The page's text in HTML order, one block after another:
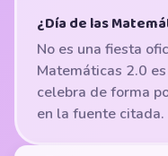
¿Día de las
No es una fiesta
Matemáticas 2.0
celebra de forma
en la fuente citada.